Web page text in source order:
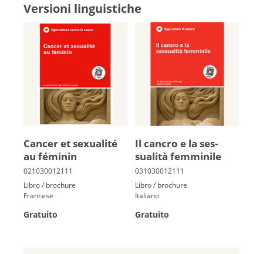
Versioni linguistiche
Can­cer et sexua­lité
au fé­mi­nin
Libro / brochure
Francese
Gratuito
Il cancro e la ses­
sualità femminile
Libro / brochure
Italiano
Gratuito